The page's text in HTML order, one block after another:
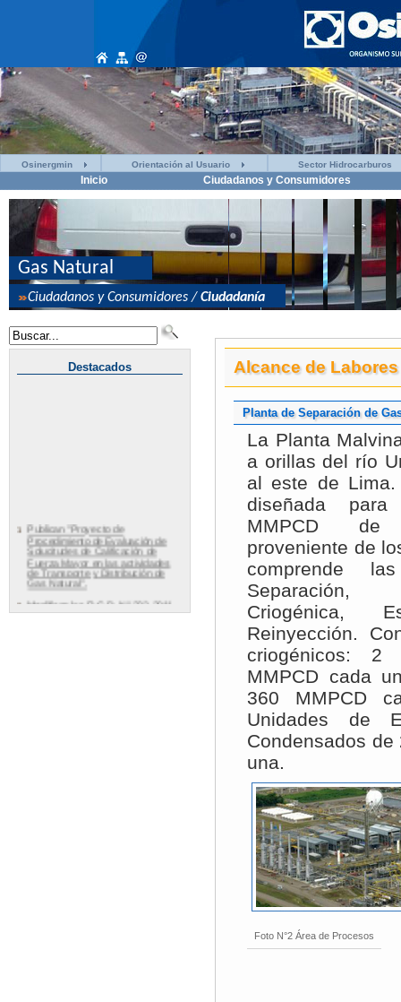
Osinergmin Orientación al Usuario Sector Hidrocarburos
Inicio Ciudadanos y Consumidores